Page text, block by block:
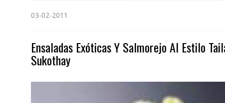
03-02-2011
Ensaladas Exóticas Y Salmorejo Al Estilo
Sukothay